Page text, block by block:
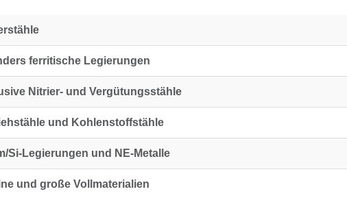
ferritische Legierungen
Nitrier- und Vergütungsstähle
und Kohlenstoffstähle
Si-Legierungen und NE-Metalle
und große Vollmaterialien